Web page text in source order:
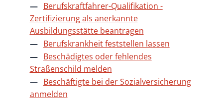
Berufskraftfahrer-Qualifikation -
Zertifizierung als anerkannte
Ausbildungsstätte beantragen
Berufskrankheit feststellen lassen
Beschädigtes oder fehlendes
Straßenschild melden
Beschäftigte bei der Sozialversicherung
anmelden